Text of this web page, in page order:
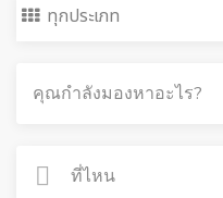
ทุกประเภท